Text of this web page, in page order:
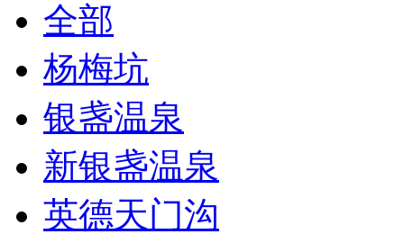
全部
杨梅坑
银盏温泉
新银盏温泉
英德天门沟